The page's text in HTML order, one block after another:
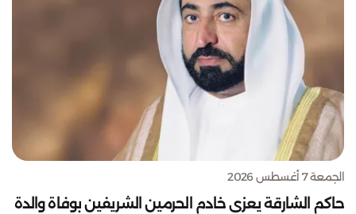
الجمعة 7 أغسطس 2026
حاكم الشارقة يعزي خادم الحرمين الشريفين بوفاة والدة